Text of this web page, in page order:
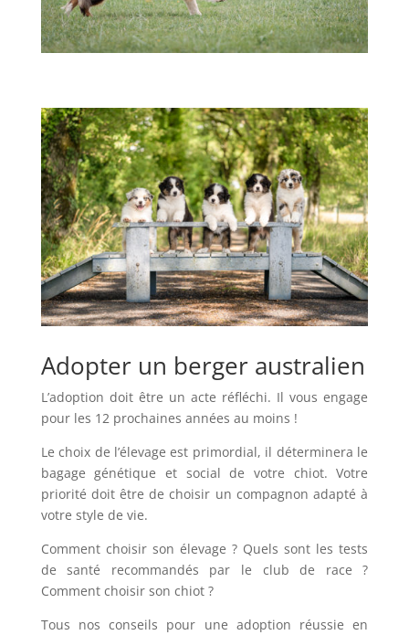
Adopter un berger australien
L’adoption doit être un acte réfléchi. Il vous engage
pour les 12 prochaines années au moins !
Le choix de l’élevage est primordial, il déterminera le
bagage génétique et social de votre chiot. Votre
priorité doit être de choisir un compagnon adapté à
votre style de vie.
Comment choisir son élevage ? Quels sont les tests
de santé recommandés par le club de race ?
Comment choisir son chiot ?
Tous nos conseils pour une adoption réussie en